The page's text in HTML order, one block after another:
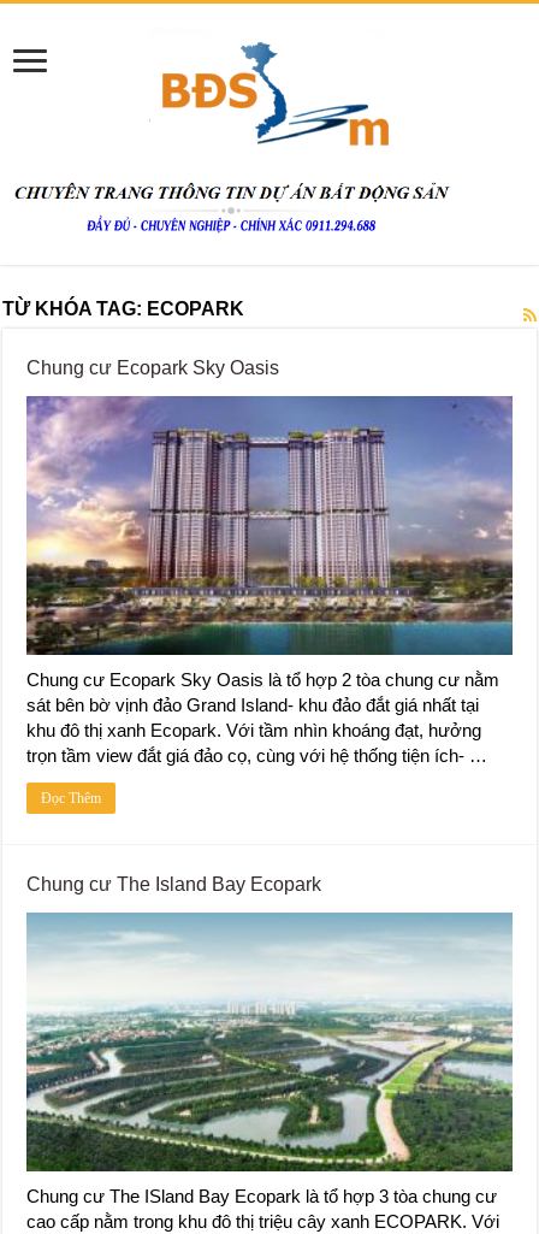
TỪ KHÓA TAG: ECOPARK
Chung cư Ecopark Sky Oasis
Chung cư Ecopark Sky Oasis là tổ hợp 2 tòa chung cư nằm
sát bên bờ vịnh đảo Grand Island- khu đảo đắt giá nhất tại
khu đô thị xanh Ecopark. Với tầm nhìn khoáng đạt, hưởng
trọn tầm view đắt giá đảo cọ, cùng với hệ thống tiện ích- …
Đọc Thêm
Chung cư The Island Bay Ecopark
Chung cư The ISland Bay Ecopark là tổ hợp 3 tòa chung cư
cao cấp nằm trong khu đô thị triệu cây xanh ECOPARK. Với